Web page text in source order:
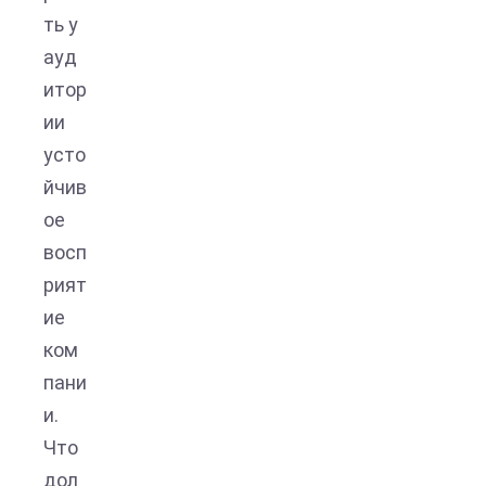
ть у
ауд
итор
ии
усто
йчив
ое
восп
рият
ие
ком
пани
и.
Что
дол